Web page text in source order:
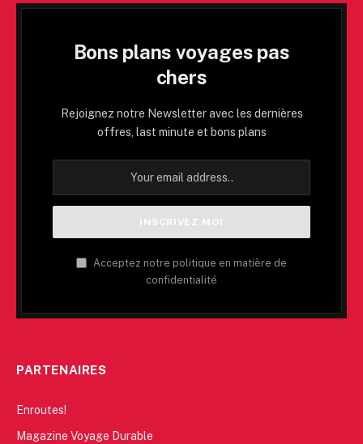
Bons plans voyages pas
chers
Rejoignez notre Newsletter avec les dernières
offres, last minute et bons plans
Acceptez notre politique en matière de
confidentialité
PARTENAIRES
Enroutes!
Magazine Voyage Durable